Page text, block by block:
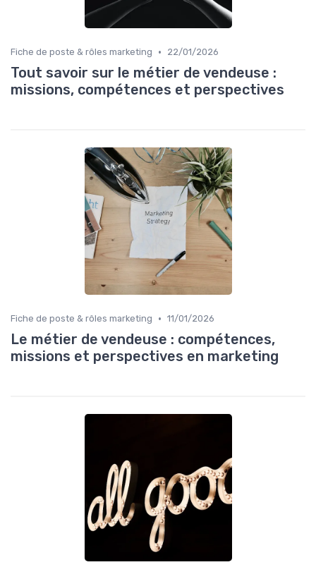
Fiche de poste & rôles marketing • 22/01/2026
Tout savoir sur le métier de vendeuse :
missions, compétences et perspectives
Fiche de poste & rôles marketing • 11/01/2026
Le métier de vendeuse : compétences,
missions et perspectives en marketing